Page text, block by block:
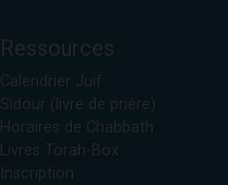
Ressources
Calendrier Juif
Sidour (livre de prière)
Horaires de Chabbath
Livres Torah-Box
Inscription